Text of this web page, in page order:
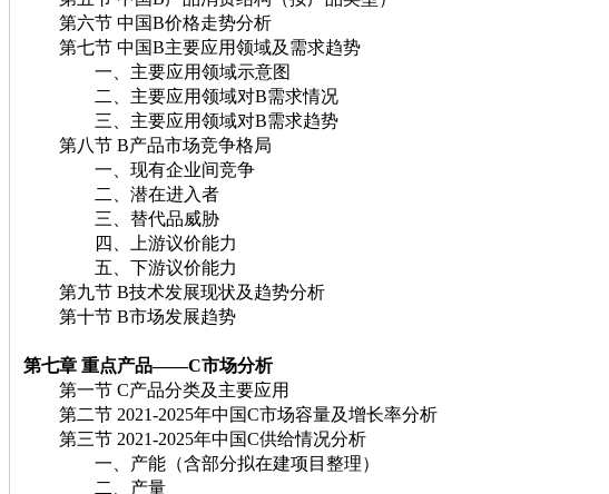
第六节 中国B价格走势分析
第七节 中国B主要应用领域及需求趋势
一、主要应用领域示意图
二、主要应用领域对B需求情况
三、主要应用领域对B需求趋势
第八节 B产品市场竞争格局
一、现有企业间竞争
二、潜在进入者
三、替代品威胁
四、上游议价能力
五、下游议价能力
第九节 B技术发展现状及趋势分析
第十节 B市场发展趋势
第七章 重点产品——C市场分析
第一节 C产品分类及主要应用
第二节 2021-2025年中国C市场容量及增长率分析
第三节 2021-2025年中国C供给情况分析
一、产能（含部分拟在建项目整理）
二、产量